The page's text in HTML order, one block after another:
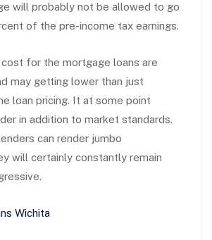
will probably not be allowed to go
of the pre-income tax earnings.
for the mortgage loans are
may getting lower than just
loan pricing. It at some point
in addition to market standards.
can render jumbo
will certainly constantly remain
Wichita